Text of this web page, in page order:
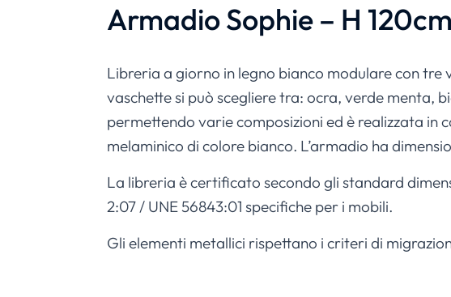
Armadio Sophie – H 120cm
Libreria a giorno in legno bianco modulare con tre
vaschette si può scegliere tra: ocra, verde menta,
permettendo varie composizioni ed è realizzata in
melaminico di colore bianco. L’armadio ha
La libreria è certificato secondo gli standard
2:07 / UNE 56843:01 specifiche per i mobili.
Gli elementi metallici rispettano i criteri di